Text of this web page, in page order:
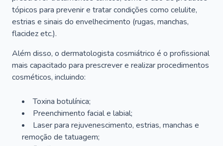
tópicos para prevenir e tratar condições como celulite,
estrias e sinais do envelhecimento (rugas, manchas,
flacidez etc.).
Além disso, o dermatologista cosmiátrico é o profissional
mais capacitado para prescrever e realizar procedimentos
cosméticos, incluindo:
Toxina botulínica;
Preenchimento facial e labial;
Laser para rejuvenescimento, estrias, manchas e
remoção de tatuagem;